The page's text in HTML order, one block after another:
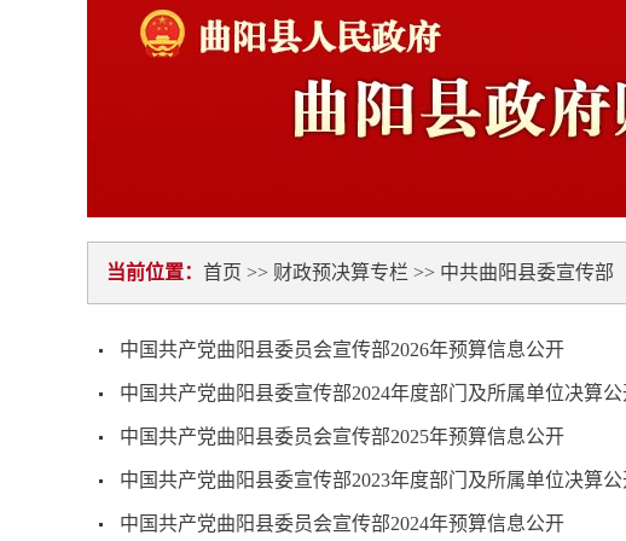
当前位置： 首页 >> 财政预决算专栏 >> 中共曲阳县委宣传部
中国共产党曲阳县委员会宣传部2026年预算信息公开
中国共产党曲阳县委宣传部2024年度部门及所属单位决算公
中国共产党曲阳县委员会宣传部2025年预算信息公开
中国共产党曲阳县委宣传部2023年度部门及所属单位决算公
中国共产党曲阳县委员会宣传部2024年预算信息公开